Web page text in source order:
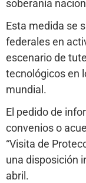
soberanía
Esta medida se
federales en
escenario de
tecnológicos en
mundial.
El pedido de
convenios o
“Visita de
una disposición
abril.